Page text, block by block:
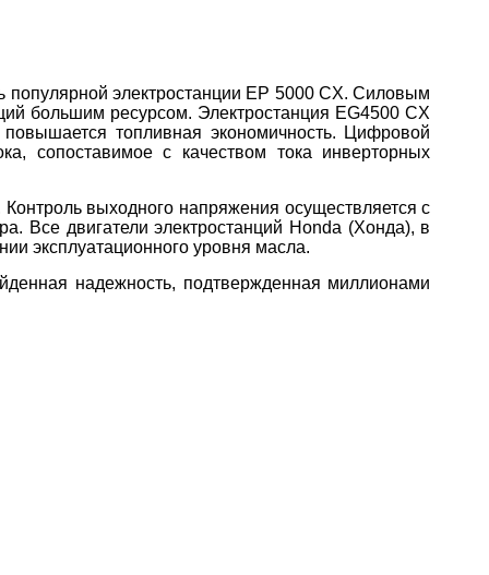
электростанции EP 5000 CX. Силовым
большим ресурсом. Электростанция EG4500 CX
топливная экономичность. Цифровой
сопоставимое с качеством тока инверторных
выходного напряжения осуществляется с
Все двигатели электростанций Honda (Хонда), в
эксплуатационного уровня масла.
надежность, подтвержденная миллионами